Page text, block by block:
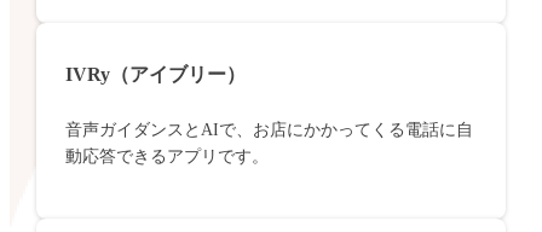
IVRy（アイブリー）
音声ガイダンスとAIで、お店にかかってくる電話に自
動応答できるアプリです。